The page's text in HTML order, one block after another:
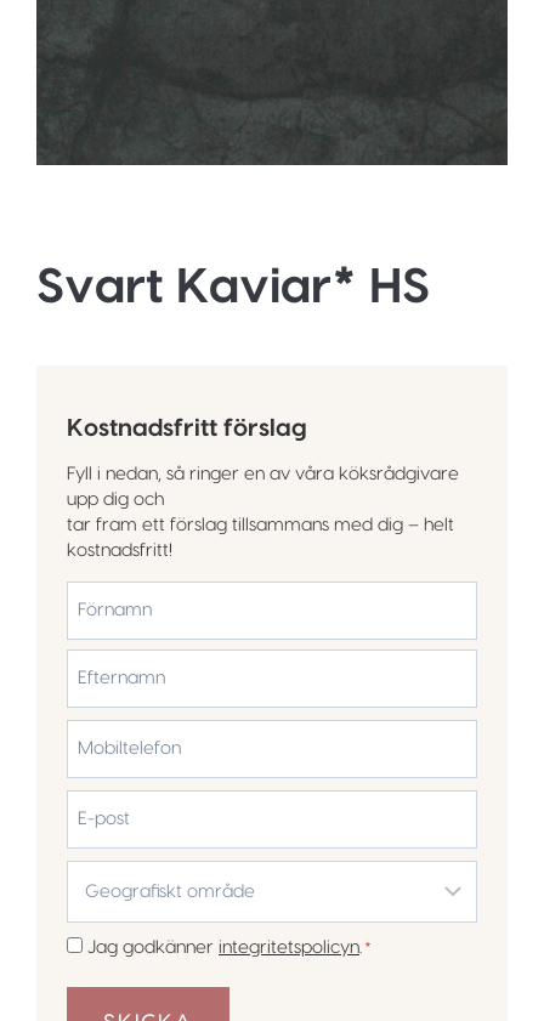
Svart Kaviar* HS
Kostnadsfritt förslag
Fyll i nedan, så ringer en av våra köksrådgivare
upp dig och
tar fram ett förslag tillsammans med dig – helt
kostnadsfritt!
Efternamn
post
område
*
Samtycke
Jag godkänner integritetspolicyn. *